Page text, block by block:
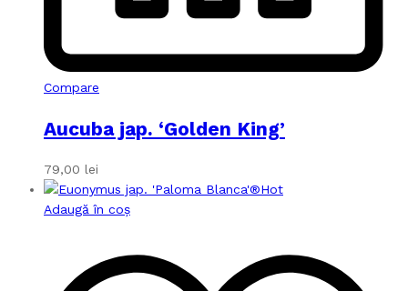
Compare
Aucuba jap. ‘Golden King’
79,00 lei
Hot
Adaugă în coș